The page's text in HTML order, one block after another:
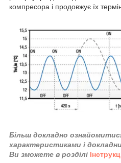
компресора і продовжує їх
Більш докладно
характеристиками і
Ви зможете в розділі